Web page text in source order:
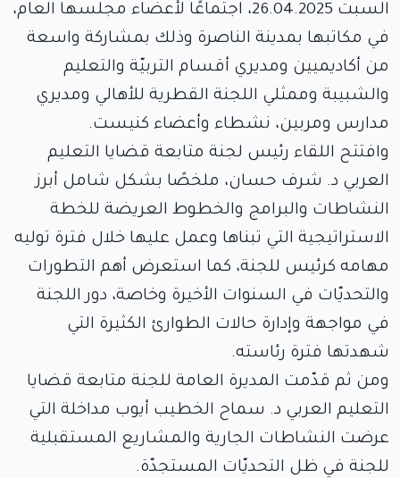
السبت 26.04.2025، اجتماعًا لأعضاء مجلسها العام،
في مكاتبها بمدينة الناصرة وذلك بمشاركة واسعة
من أكاديميين ومديري أقسام التربيّة والتعليم
والشبيبة وممثلي اللجنة القطرية للأهالي ومديري
مدارس ومربين، نشطاء وأعضاء كنيست.
وافتتح اللقاء رئيس لجنة متابعة قضايا التعليم
العربي د. شرف حسان، ملخصًا بشكل شامل أبرز
النشاطات والبرامج والخطوط العريضة للخطة
الاستراتيجية التي تبناها وعمل عليها خلال فترة توليه
مهامه كرئيس للجنة، كما استعرض أهم التطورات
والتحديّات في السنوات الأخيرة وخاصة، دور اللجنة
في مواجهة وإدارة حالات الطوارئ الكثيرة التي
شهدتها فترة رئاسته.
ومن ثم قدّمت المديرة العامة للجنة متابعة قضايا
التعليم العربي د. سماح الخطيب أيوب مداخلة التي
عرضت النشاطات الجارية والمشاريع المستقبلية
للجنة في ظل التحديّات المستجدّة.